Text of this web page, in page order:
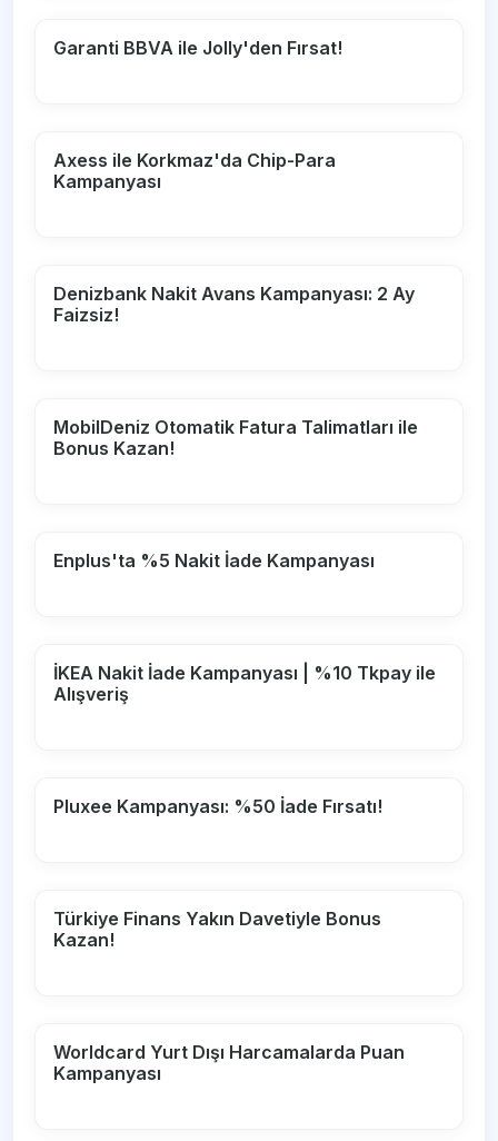
Garanti BBVA ile Jolly'den Fırsat!
Axess ile Korkmaz'da Chip-Para
Kampanyası
Denizbank Nakit Avans Kampanyası: 2 Ay
Faizsiz!
MobilDeniz Otomatik Fatura Talimatları ile
Bonus Kazan!
Enplus'ta %5 Nakit İade Kampanyası
İKEA Nakit İade Kampanyası | %10 Tkpay ile
Alışveriş
Pluxee Kampanyası: %50 İade Fırsatı!
Türkiye Finans Yakın Davetiyle Bonus
Kazan!
Worldcard Yurt Dışı Harcamalarda Puan
Kampanyası